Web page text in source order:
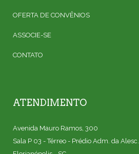
OFERTA DE CONVÊNIOS
ASSOCIE-SE
CONTATO
ATENDIMENTO
Avenida Mauro Ramos, 300
Sala P 03 - Térreo - Prédio Adm. da Alesc.